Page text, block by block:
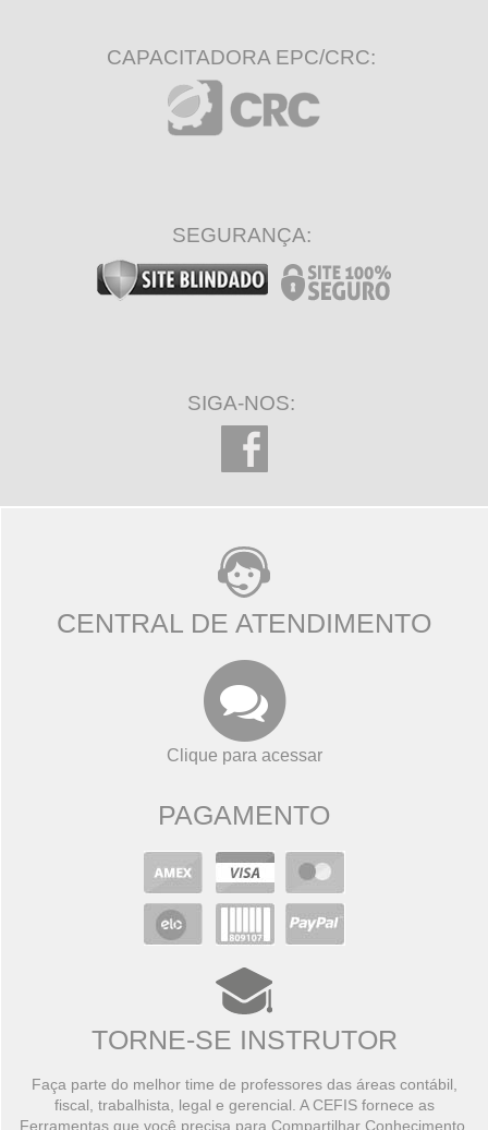
CAPACITADORA EPC/CRC:
SEGURANÇA:
SIGA-NOS:
CENTRAL DE ATENDIMENTO
Clique para acessar
PAGAMENTO
TORNE-SE INSTRUTOR
Faça parte do melhor time de professores das áreas contábil,
fiscal, trabalhista, legal e gerencial. A CEFIS fornece as
Ferramentas que você precisa para Compartilhar Conhecimento,